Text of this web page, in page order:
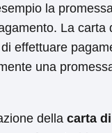
la
La carta
effettuare
una
della carta